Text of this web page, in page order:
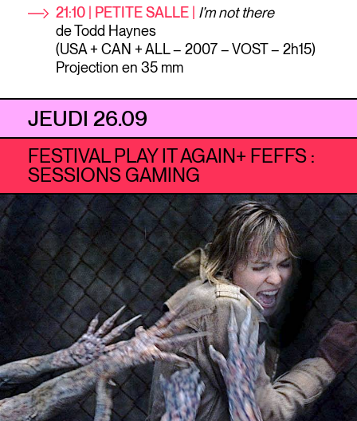
21:10 | PETITE SALLE | I’m not there
de Todd Haynes
(USA + CAN + ALL – 2007 – VOST – 2h15)
Projection en 35 mm
JEUDI 26.09
FESTIVAL PLAY IT AGAIN+ FEFFS :
SESSIONS GAMING